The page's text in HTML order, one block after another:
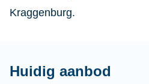
Kraggenburg.
Huidig aanbod